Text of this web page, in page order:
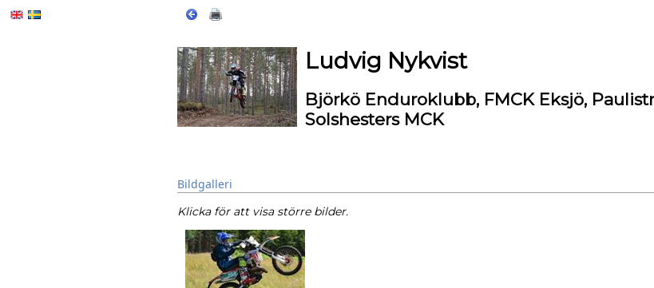
Ludvig Nykvist
Björkö Enduroklubb, FMCK Eksjö,
Solshesters MCK
Bildgalleri
Klicka för att visa större bilder.